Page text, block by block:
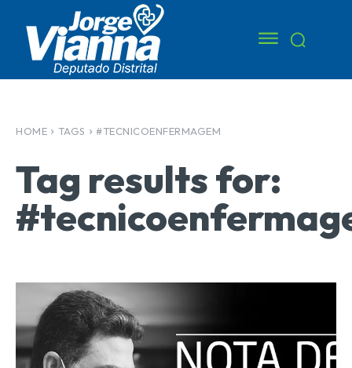
HOME TAGS #TECNICOENFERMAGEM
Tag results for: